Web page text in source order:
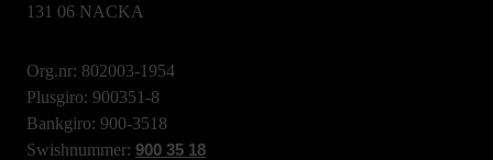
131 06 NACKA
Org.nr: 802003-1954
Plusgiro: 900351-8
Bankgiro: 900-3518
Swishnummer: 900 35 18